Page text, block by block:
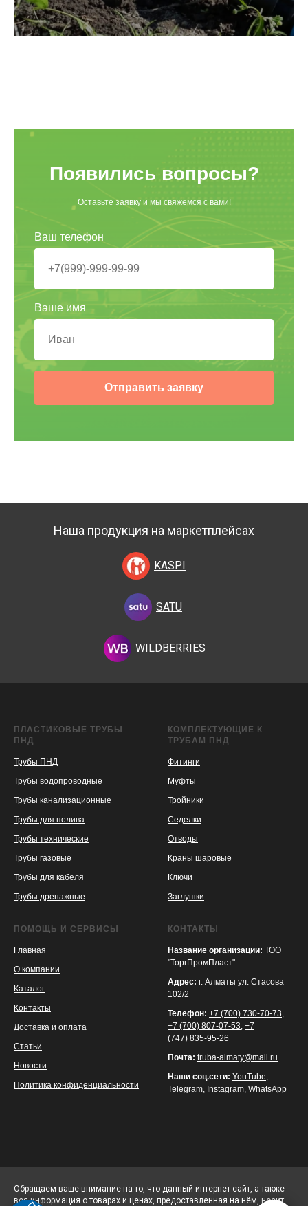
Появились вопросы?
Оставьте заявку и мы свяжемся с вами!
Ваш телефон
Ваше имя
Отправить заявку
Наша продукция на маркетплейсах
KASPI
KASPI
SATU
SATU
WILDBERRIES
WILDBERRIES
ПЛАСТИКОВЫЕ ТРУБЫ
ПНД
Трубы ПНД
Трубы водопроводные
Трубы канализационные
Трубы для полива
Трубы технические
Трубы газовые
Трубы для кабеля
Трубы дренажные
КОМПЛЕКТУЮЩИЕ К
ТРУБАМ ПНД
Фитинги
Муфты
Тройники
Седелки
Отводы
Краны шаровые
Ключи
Заглушки
ПОМОЩЬ И СЕРВИСЫ
Главная
О компании
Каталог
Контакты
Доставка и оплата
Статьи
Новости
Политика конфиденциальности
КОНТАКТЫ
Название организации: ТОО
"ТоргПромПласт"
Адрес: г. Алматы ул. Стасова
102/2
Телефон: +7 (700) 730-70-73,
+7 (700) 807-07-53, +7
(747) 835-95-26
Почта: truba-almaty@mail.ru
Наши соц.сети: YouTube,
Telegram, Instagram, WhatsApp
Обращаем ваше внимание на то, что данный интернет-сайт, а также
вся информация о товарах и ценах, предоставленная на нём, носит